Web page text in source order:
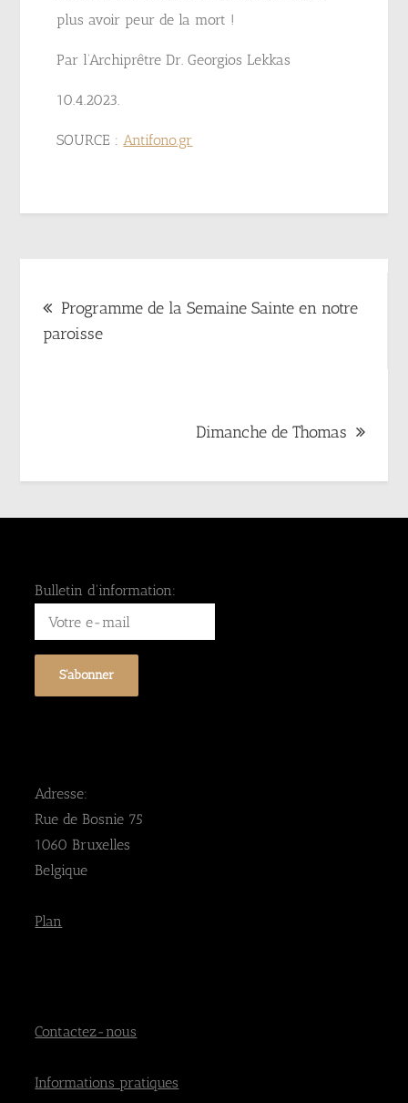
plus avoir peur de la mort !
Par l’Archiprêtre Dr. Georgios Lekkas
10.4.2023.
SOURCE :Antifono.gr
de
Programme de la Semaine Sainte en notre
paroisse
Dimanche de Thomas
Bulletin d'information:
Adresse:
Rue de Bosnie 75
1060 Bruxelles
Belgique
Plan
Contactez-nous
Informations pratiques